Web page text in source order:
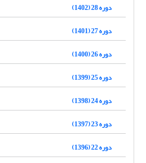
دوره 28 (1402)
دوره 27 (1401)
دوره 26 (1400)
دوره 25 (1399)
دوره 24 (1398)
دوره 23 (1397)
دوره 22 (1396)